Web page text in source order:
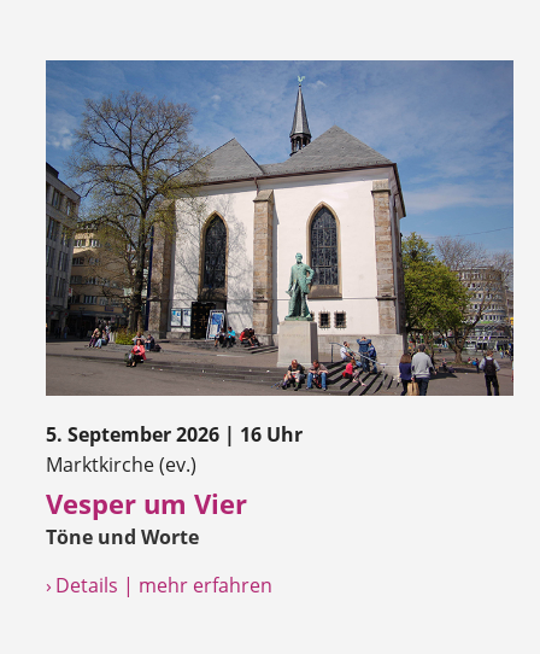
5. September 2026 | 16 Uhr
Marktkirche (ev.)
Vesper um Vier
Töne und Worte
› Details | mehr erfahren